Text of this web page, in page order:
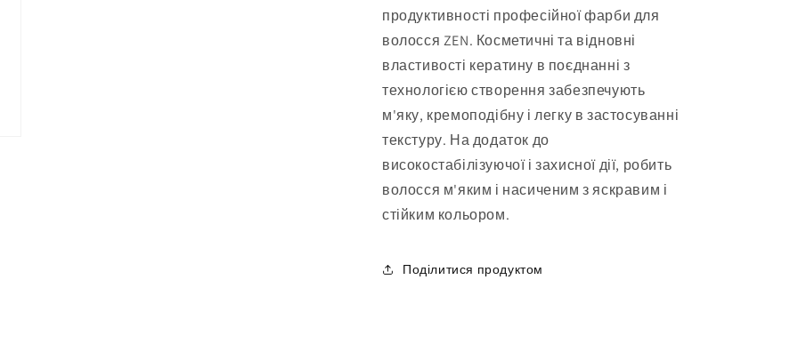
продуктивності професійної фарби для
волосся ZEN. Косметичні та відновні
властивості кератину в поєднанні з
технологією створення забезпечують
м'яку, кремоподібну і легку в застосуванні
текстуру. На додаток до
високостабілізуючої і захисної дії, робить
волосся м'яким і насиченим з яскравим і
стійким кольором.
Поділитися продуктом